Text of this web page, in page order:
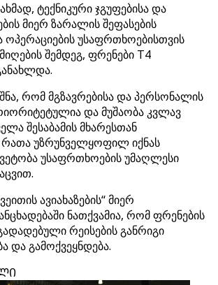
ტექნიკური ჯგუფებისა და
მიერ ზარალის შეფასების
უსაფრთხოებისთვის
შემდეგ, ფრენები T4
რომ მგზავრებისა და პერსონალის
და მუშაობა კვლავ
შესაბამის მხარესთან
უზრუნველყოფილ იქნას
უსაფრთხოების უმაღლესი
ავიახაზების“ მიერ
ნათქვამია, რომ ფრენების
რეისების განრიგი
და გამოქვეყნდება.